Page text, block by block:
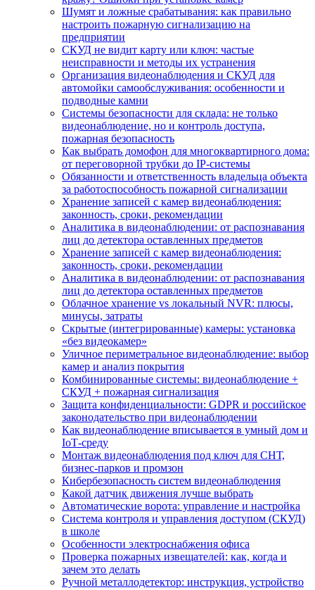
Шумят и ложные срабатывания: как правильно
настроить пожарную сигнализацию на
предприятии
СКУД не видит карту или ключ: частые
неисправности и методы их устранения
Организация видеонаблюдения и СКУД для
автомойки самообслуживания: особенности и
подводные камни
Системы безопасности для склада: не только
видеонаблюдение, но и контроль доступа,
пожарная безопасность
Как выбрать домофон для многоквартирного дома:
от переговорной трубки до IP-системы
Обязанности и ответственность владельца объекта
за работоспособность пожарной сигнализации
Хранение записей с камер видеонаблюдения:
законность, сроки, рекомендации
Аналитика в видеонаблюдении: от распознавания
лиц до детектора оставленных предметов
Хранение записей с камер видеонаблюдения:
законность, сроки, рекомендации
Аналитика в видеонаблюдении: от распознавания
лиц до детектора оставленных предметов
Облачное хранение vs локальный NVR: плюсы,
минусы, затраты
Скрытые (интегрированные) камеры: установка
«без видеокамер»
Уличное периметральное видеонаблюдение: выбор
камер и анализ покрытия
Комбинированные системы: видеонаблюдение +
СКУД + пожарная сигнализация
Защита конфиденциальности: GDPR и российское
законодательство при видеонаблюдении
Как видеонаблюдение вписывается в умный дом и
IoT‑среду
Монтаж видеонаблюдения под ключ для СНТ,
бизнес‑парков и промзон
Кибербезопасность систем видеонаблюдения
Какой датчик движения лучше выбрать
Автоматические ворота: управление и настройка
Система контроля и управления доступом (СКУД)
в школе
Особенности электроснабжения офиса
Проверка пожарных извещателей: как, когда и
зачем это делать
Ручной металлодетектор: инструкция, устройство